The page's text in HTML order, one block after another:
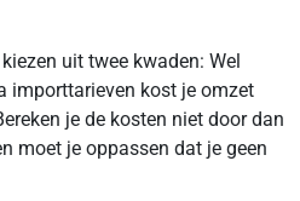
uit twee kwaden: Wel
importtarieven kost je omzet
je de kosten niet door dan
moet je oppassen dat je geen